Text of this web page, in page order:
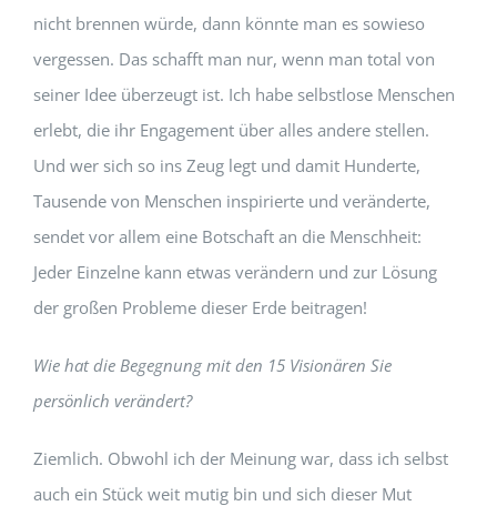
nicht brennen würde, dann könnte man es sowieso
vergessen. Das schafft man nur, wenn man total von
seiner Idee überzeugt ist. Ich habe selbstlose Menschen
erlebt, die ihr Engagement über alles andere stellen.
Und wer sich so ins Zeug legt und damit Hunderte,
Tausende von Menschen inspirierte und veränderte,
sendet vor allem eine Botschaft an die Menschheit:
Jeder Einzelne kann etwas verändern und zur Lösung
der großen Probleme dieser Erde beitragen!
Wie hat die Begegnung mit den 15 Visionären Sie
persönlich verändert?
Ziemlich. Obwohl ich der Meinung war, dass ich selbst
auch ein Stück weit mutig bin und sich dieser Mut